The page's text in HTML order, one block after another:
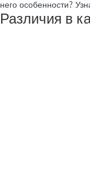
него особенности?
Различия в